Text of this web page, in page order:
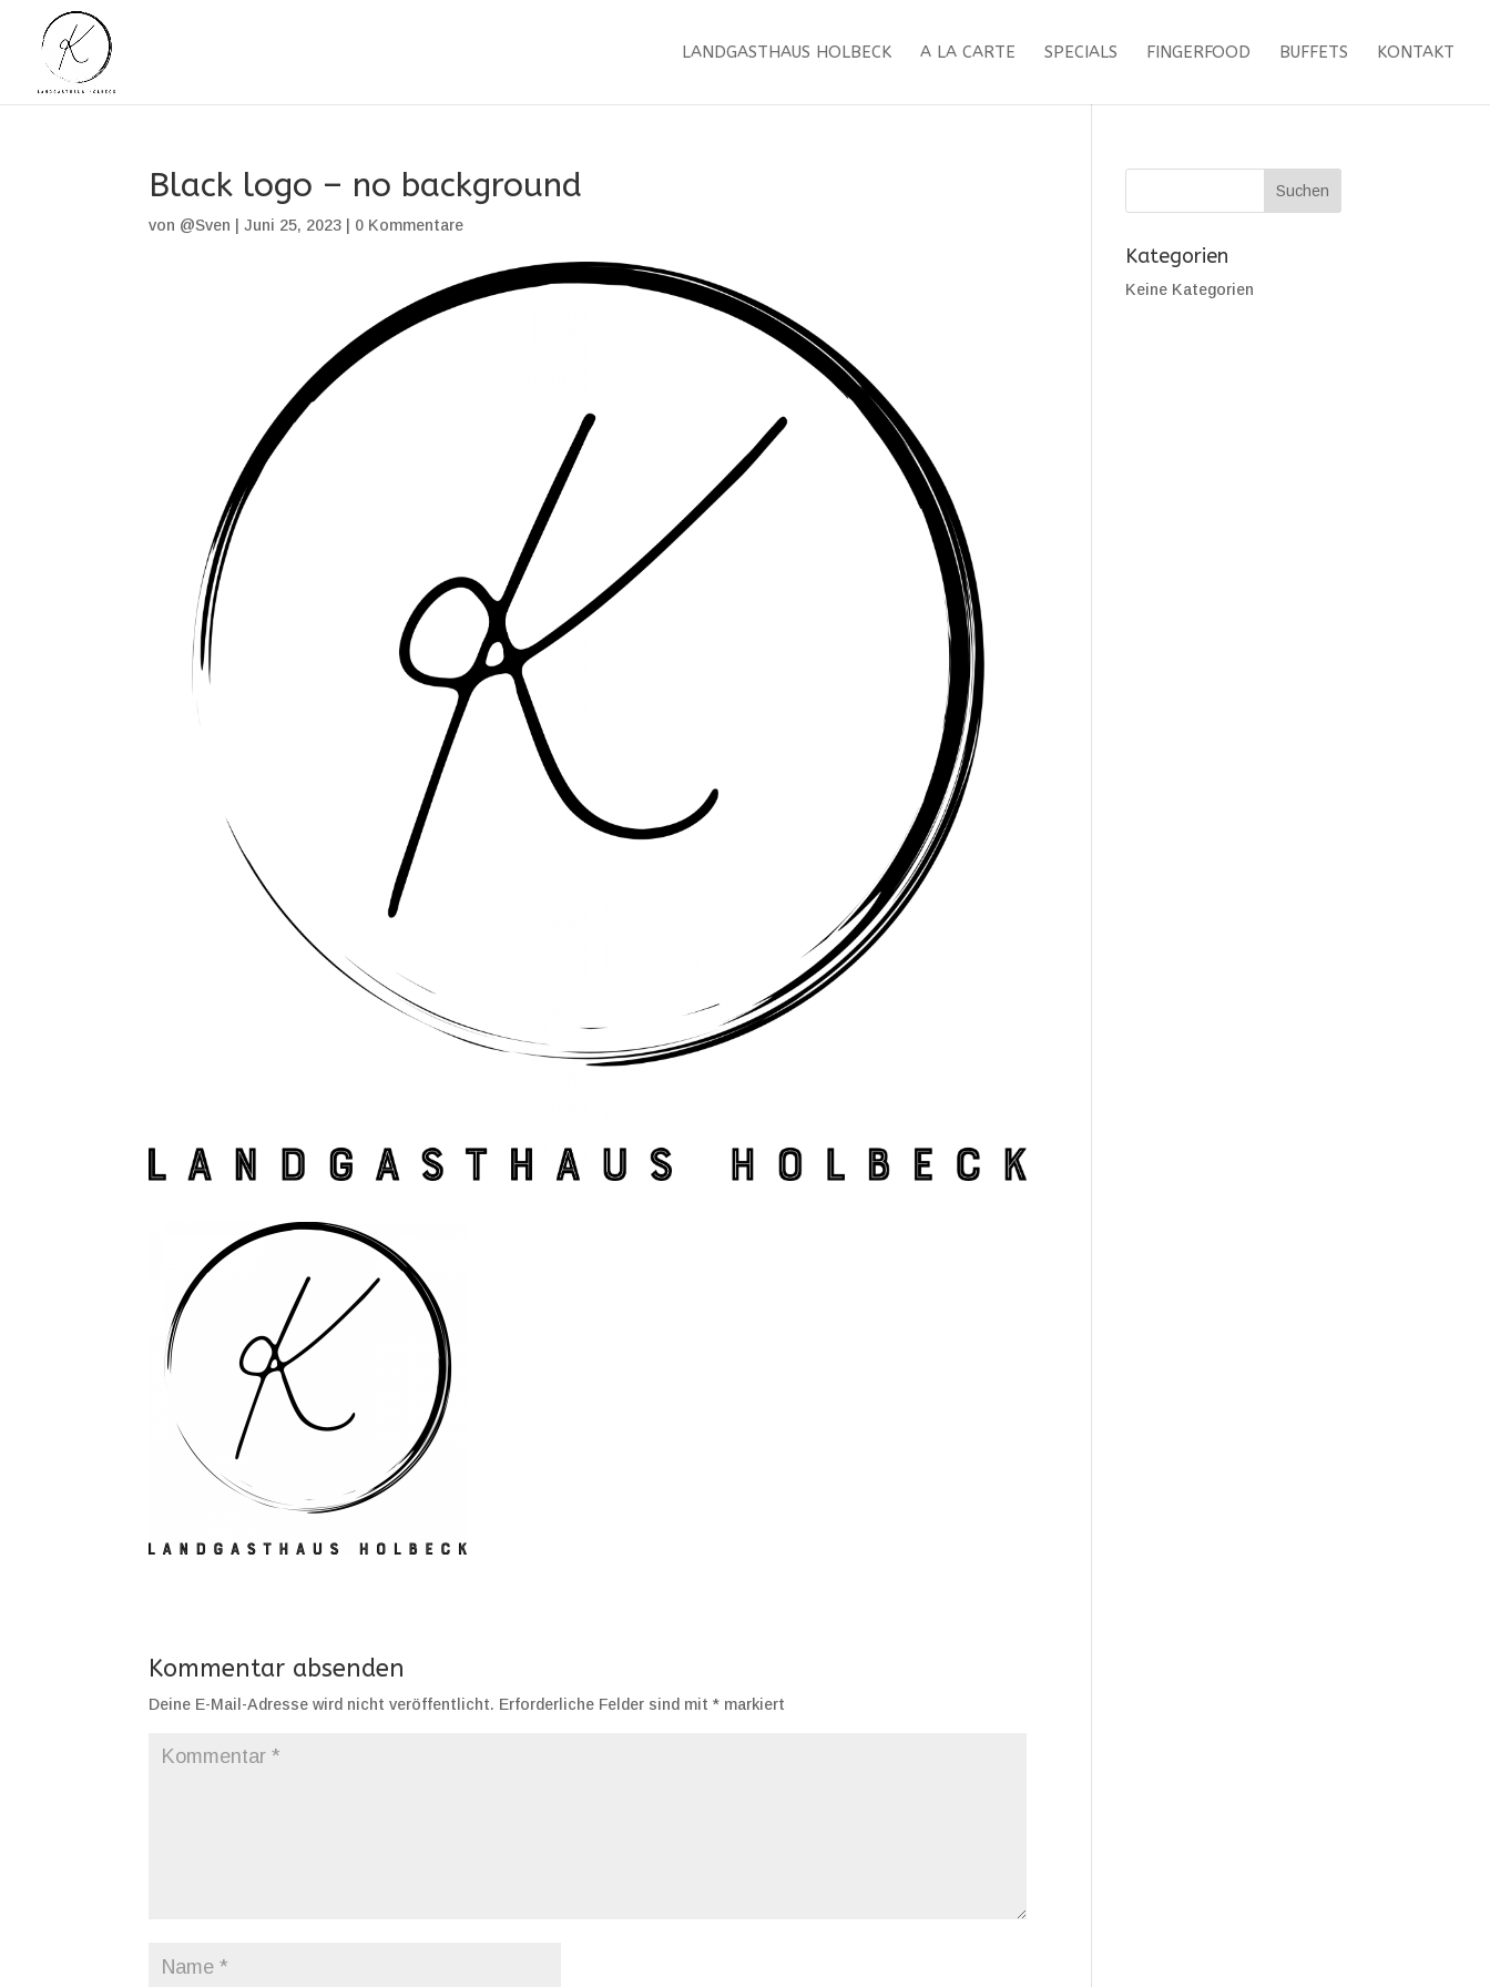
LANDGASTHAUS HOLBECK A LA CARTE SPECIALS FINGERFOOD BUFFETS KONTAKT
Black logo – no background
von @Sven |Juni 25, 2023 0 Kommentare
Kommentar absenden
Deine E-Mail-Adresse wird nicht veröffentlicht. Erforderliche Felder sind mit* markiert
Kategorien
Keine Kategorien